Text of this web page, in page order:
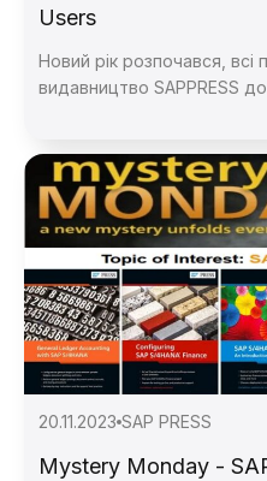
Users
Новий рік розпочався, всі
видавництво SAPPRESS до
20.11.2023 SAP PRESS
Mystery Monday -